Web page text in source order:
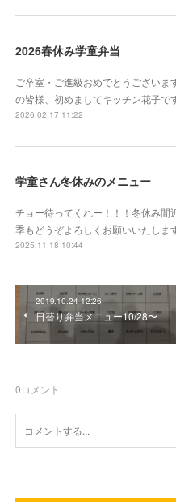
2026春休み学童弁当
ご卒室・ご進級おめでとうございま
の皆様、初めましてキッチン花子で
2026.02.17 11:22
学童さん冬休みのメニュー
チョー待ってくれー！！！冬休み間
季もどうぞよろしくお願いいたしま
2025.11.18 10:44
2019.10.24 12:26
日替り弁当メニュー10/28〜
0コメント